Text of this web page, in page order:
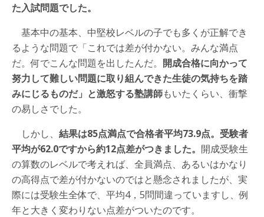
た入試問題でした。
基本中の基本、中堅校レベルの子でも多くが正解でき
るような問題で「これでは差が付かない。みんな満点
だ。何でこんな問題を出したんだ。 開成合格に向かって
努力して難しい問題に取り組んできた生徒の気持ちを踏
みにじるものだ」と激怒する塾講師もいたくらい、衝撃
の易しさでした。
しかし、 結果は85点満点で合格者平均73.9点。受験者
平均が62.0ですから約12点差がつきました。 開成受験生
の算数のレベルで考えれば、全員満点、あるいはかなり
の高得点で差が付かないのではと懸念されましたが、実
際には受験生全体で、平均4，5問間違っていますし、例
年と大きく変わりない点差がついたのです。